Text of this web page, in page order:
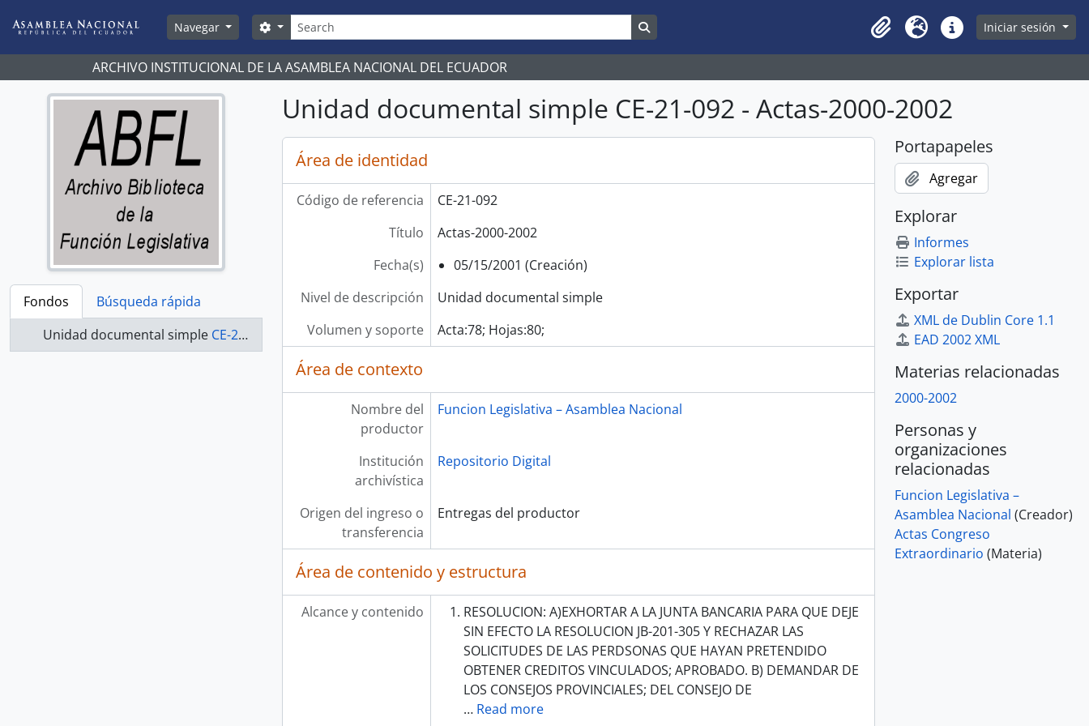
Navegar
Búsqueda
Search options
Clipboard
Idioma Enlaces rápidos
Iniciar sesión
ARCHIVO INSTITUCIONAL DE LA ASAMBLEA NACIONAL DEL ECUADOR
Fondos
Búsqueda rápida
Unidad documental simple CE-21-092 - Actas-2000-2002
Unidad documental simple CE-21-092 - Actas-2000-2002
Área de identidad
Código de referencia
CE-21-092
Título
Actas-2000-2002
Fecha(s)
05/15/2001 (Creación)
Nivel de descripción
Unidad documental simple
Volumen y soporte
Acta:78; Hojas:80;
Área de contexto
Nombre del
productor
Funcion Legislativa – Asamblea Nacional
Institución
archivística
Repositorio Digital
Origen del ingreso o
transferencia
Entregas del productor
Área de contenido y estructura
Alcance y contenido
RESOLUCION: A)EXHORTAR A LA JUNTA BANCARIA PARA QUE DEJE
SIN EFECTO LA RESOLUCION JB-201-305 Y RECHAZAR LAS
SOLICITUDES DE LAS PERDSONAS QUE HAYAN PRETENDIDO
OBTENER CREDITOS VINCULADOS; APROBADO. B) DEMANDAR DE
LOS CONSEJOS PROVINCIALES; DEL CONSEJO DE
… Read more
Portapapeles
Agregar
Explorar
Informes
Explorar lista
Exportar
XML de Dublin Core 1.1
EAD 2002 XML
Materias relacionadas
2000-2002
Personas y
organizaciones
relacionadas
Funcion Legislativa –
Asamblea Nacional (Creador)
Actas Congreso
Extraordinario (Materia)